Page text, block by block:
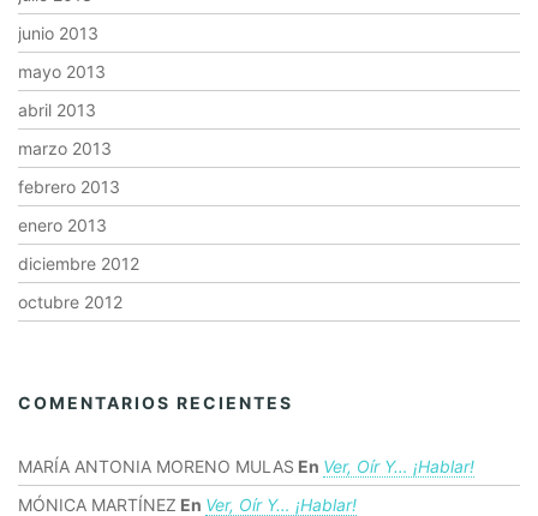
junio 2013
mayo 2013
abril 2013
marzo 2013
febrero 2013
enero 2013
diciembre 2012
octubre 2012
COMENTARIOS RECIENTES
MARÍA ANTONIA MORENO MULAS En Ver, Oír Y… ¡hablar!
MÓNICA MARTÍNEZ En Ver, Oír Y… ¡hablar!